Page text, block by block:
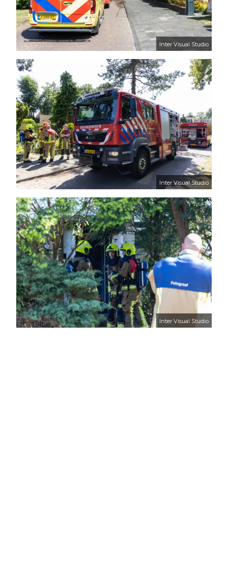
Inter Visual Studio
Inter Visual Studio
Inter Visual Studio